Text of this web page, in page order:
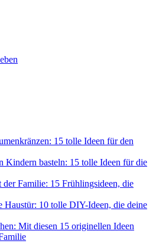
15 tolle Ideen für den
Kindern basteln: 15 tolle Ideen für die
der Familie: 15 Frühlingsideen, die
Haustür: 10 tolle DIY-Ideen, die deine
Mit diesen 15 originellen Ideen